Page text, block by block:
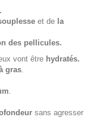
et de la
des pellicules.
vont être hydratés.
gras
sans agresser